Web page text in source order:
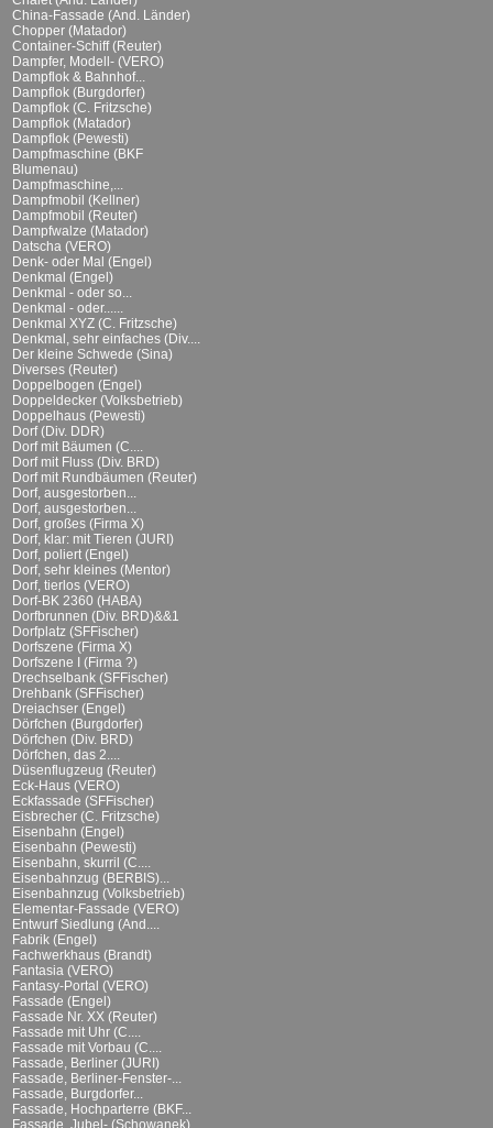
China-Fassade (And. Länder)
Chopper (Matador)
Container-Schiff (Reuter)
Dampfer, Modell- (VERO)
Dampflok & Bahnhof...
Dampflok (Burgdorfer)
Dampflok (C. Fritzsche)
Dampflok (Matador)
Dampflok (Pewesti)
Dampfmaschine (BKF
Blumenau)
Dampfmaschine,...
Dampfmobil (Kellner)
Dampfmobil (Reuter)
Dampfwalze (Matador)
Datscha (VERO)
Denk- oder Mal (Engel)
Denkmal (Engel)
Denkmal - oder so...
Denkmal - oder......
Denkmal XYZ (C. Fritzsche)
Denkmal, sehr einfaches (Div....
Der kleine Schwede (Sina)
Diverses (Reuter)
Doppelbogen (Engel)
Doppeldecker (Volksbetrieb)
Doppelhaus (Pewesti)
Dorf (Div. DDR)
Dorf mit Bäumen (C....
Dorf mit Fluss (Div. BRD)
Dorf mit Rundbäumen (Reuter)
Dorf, ausgestorben...
Dorf, ausgestorben...
Dorf, großes (Firma X)
Dorf, klar: mit Tieren (JURI)
Dorf, poliert (Engel)
Dorf, sehr kleines (Mentor)
Dorf, tierlos (VERO)
Dorf-BK 2360 (HABA)
Dorfbrunnen (Div. BRD)&&1
Dorfplatz (SFFischer)
Dorfszene (Firma X)
Dorfszene I (Firma ?)
Drechselbank (SFFischer)
Drehbank (SFFischer)
Dreiachser (Engel)
Dörfchen (Burgdorfer)
Dörfchen (Div. BRD)
Dörfchen, das 2....
Düsenflugzeug (Reuter)
Eck-Haus (VERO)
Eckfassade (SFFischer)
Eisbrecher (C. Fritzsche)
Eisenbahn (Engel)
Eisenbahn (Pewesti)
Eisenbahn, skurril (C....
Eisenbahnzug (BERBIS)...
Eisenbahnzug (Volksbetrieb)
Elementar-Fassade (VERO)
Entwurf Siedlung (And....
Fabrik (Engel)
Fachwerkhaus (Brandt)
Fantasia (VERO)
Fantasy-Portal (VERO)
Fassade (Engel)
Fassade Nr. XX (Reuter)
Fassade mit Uhr (C....
Fassade mit Vorbau (C....
Fassade, Berliner (JURI)
Fassade, Berliner-Fenster-...
Fassade, Burgdorfer...
Fassade, Hochparterre (BKF...
Fassade, Jubel- (Schowanek)